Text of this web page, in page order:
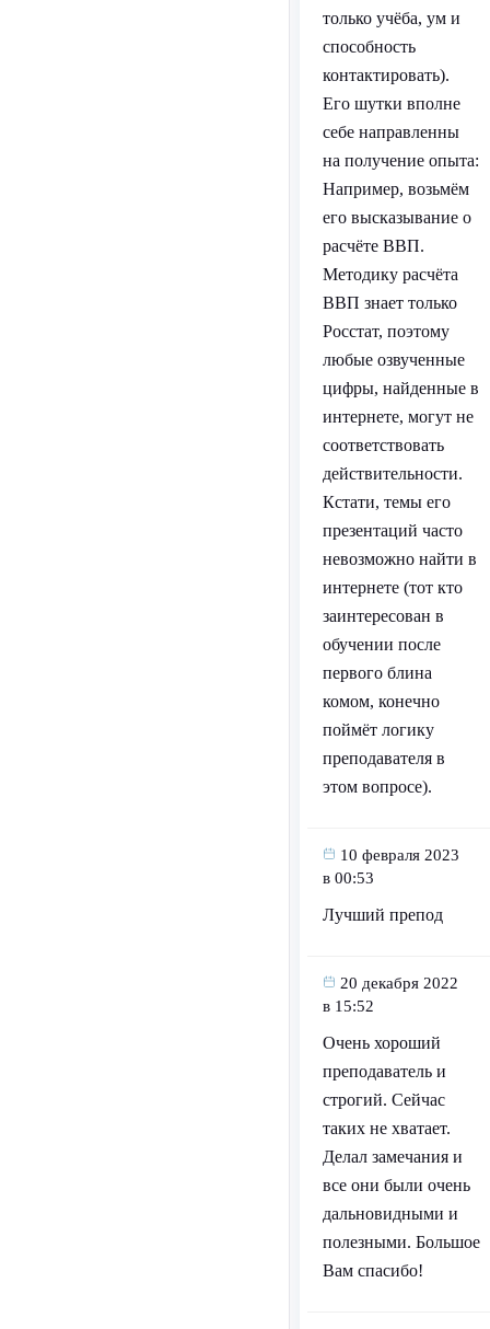
только учёба, ум и
способность
контактировать).
Его шутки вполне
себе направленны
на получение опыта:
Например, возьмём
его высказывание о
расчёте ВВП.
Методику расчёта
ВВП знает только
Росстат, поэтому
любые озвученные
цифры, найденные в
интернете, могут не
соответствовать
действительности.
Кстати, темы его
презентаций часто
невозможно найти в
интернете (тот кто
заинтересован в
обучении после
первого блина
комом, конечно
поймёт логику
преподавателя в
этом вопросе).
10 февраля 2023
в 00:53
Лучший препод
20 декабря 2022
в 15:52
Очень хороший
преподаватель и
строгий. Сейчас
таких не хватает.
Делал замечания и
все они были очень
дальновидными и
полезными. Большое
Вам спасибо!